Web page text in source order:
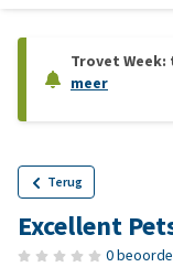
Trovet
meer
Terug
Excellent
0